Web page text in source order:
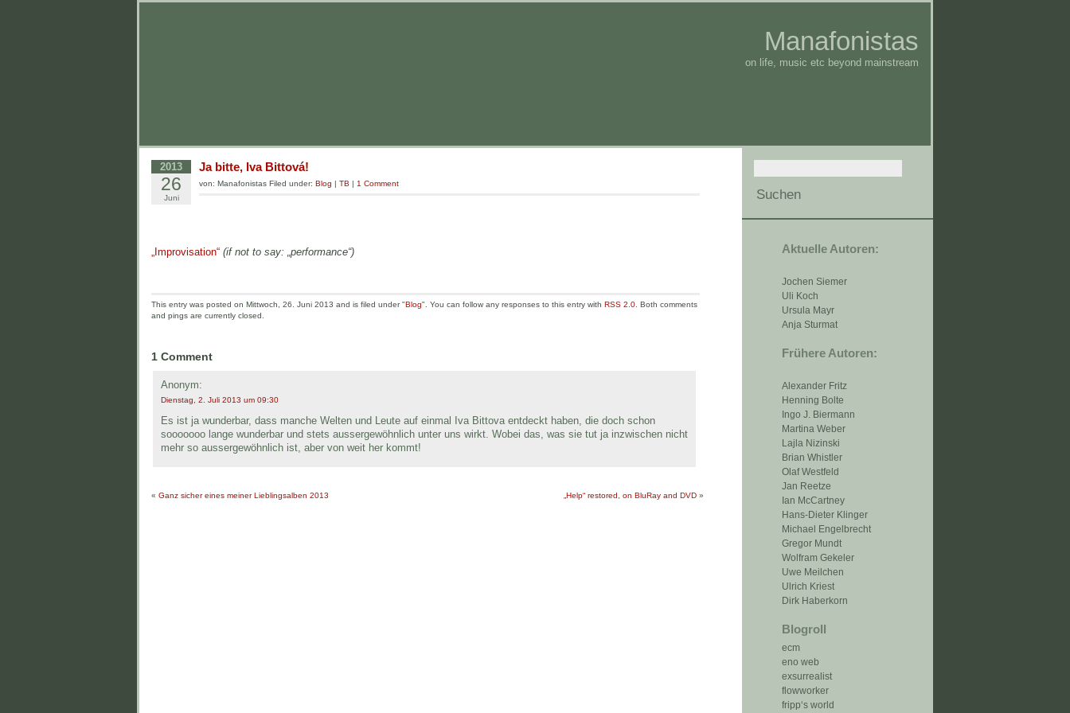
Manafonistas
on life, music etc beyond mainstream
Aktuelle Autoren:
Jochen Siemer
Uli Koch
Ursula Mayr
Anja Sturmat
Frühere Autoren:
Alexander Fritz
Henning Bolte
Ingo J. Biermann
Martina Weber
Lajla Nizinski
Brian Whistler
Olaf Westfeld
Jan Reetze
Ian McCartney
Hans-Dieter Klinger
Michael Engelbrecht
Gregor Mundt
Wolfram Gekeler
Uwe Meilchen
Ulrich Kriest
Dirk Haberkorn
Blogroll
ecm
eno web
exsurrealist
flowworker
fripp‘s world
2013
26
Juni
Ja bitte, Iva Bittová!
von: Manafonistas Filed under: Blog | TB | 1 Comment
„Improvisation“ (if not to say: „performance“)
This entry was posted on Mittwoch, 26. Juni 2013 and is filed under "Blog". You can follow any responses to this entry with RSS 2.0. Both comments
and pings are currently closed.
1 Comment
Anonym:
Dienstag, 2. Juli 2013 um 09:30
Es ist ja wunderbar, dass manche Welten und Leute auf einmal Iva Bittova entdeckt haben, die doch schon
sooooooo lange wunderbar und stets aussergewöhnlich unter uns wirkt. Wobei das, was sie tut ja inzwischen nicht
mehr so aussergewöhnlich ist, aber von weit her kommt!
„Help“ restored, on BluRay and DVD »
« Ganz sicher eines meiner Lieblingsalben 2013